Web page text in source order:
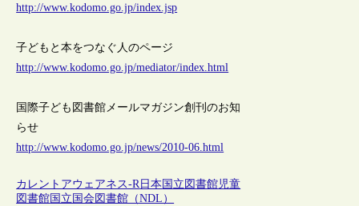
http://www.kodomo.go.jp/index.jsp
子どもと本をつなぐ人のページ
http://www.kodomo.go.jp/mediator/index.html
国際子ども図書館メールマガジン創刊のお知
らせ
http://www.kodomo.go.jp/news/2010-06.html
カレントアウェアネス-R日本 国立図書館児童
図書館国立国会図書館（NDL）